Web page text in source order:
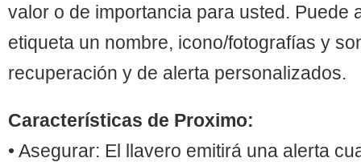
valor o de importancia para usted. Puede
etiqueta un nombre, icono/fotografías y
recuperación y de alerta personalizados.
Características de Proximo:
• Asegurar: El llavero emitirá una alerta